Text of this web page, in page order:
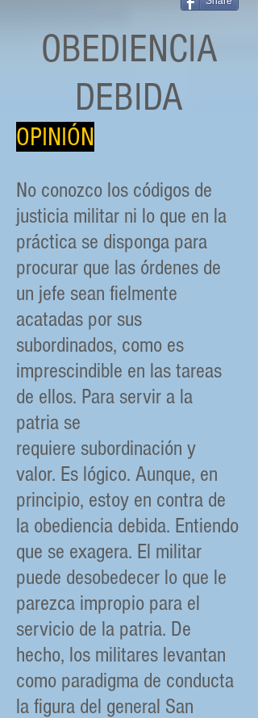
OBEDIENCIA
DEBIDA
OPINIÓN
No conozco los códigos de
justicia militar ni lo que en la
práctica se disponga para
procurar que las órdenes de
un jefe sean fielmente
acatadas por sus
subordinados, como es
imprescindible en las tareas
de ellos. Para servir a la
patria se
requiere subordinación y
valor. Es lógico. Aunque, en
principio, estoy en contra de
la obediencia debida. Entiendo
que se exagera. El militar
puede desobedecer lo que le
parezca impropio para el
servicio de la patria. De
hecho, los militares levantan
como paradigma de conducta
la figura del general San